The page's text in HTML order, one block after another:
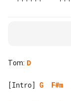
Tom: D
[Intro] G F#m